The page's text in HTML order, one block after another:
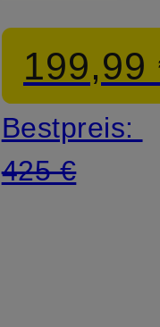
199,99
Bestpreis:
425 €